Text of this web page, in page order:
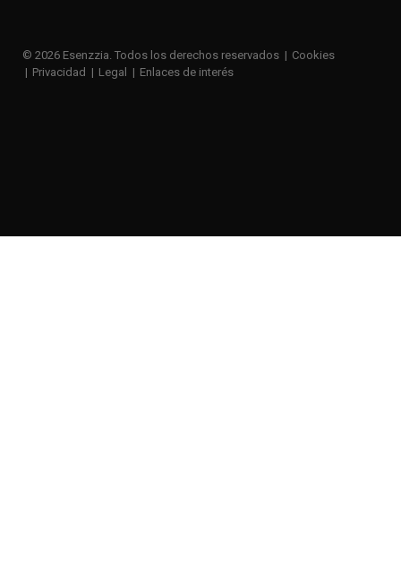
© 2026 Esenzzia. Todos los derechos reservados
Cookies
Privacidad
Legal Enlaces de interés